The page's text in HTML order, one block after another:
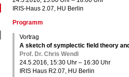
IRIS-Haus 2.07, HU Berlin
Programm
Vortrag
A sketch of symplectic field theory
Prof. Dr. Chris Wendl
24.5.2016, 15:30 Uhr – 16:30 Uhr
IRIS Haus R2.07, HU Berlin